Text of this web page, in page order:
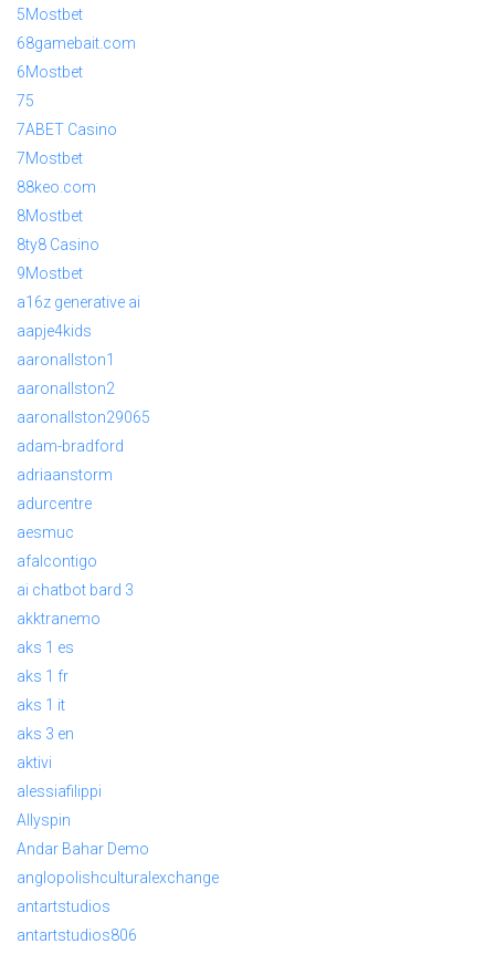
5Mostbet
68gamebait.com
6Mostbet
75
7ABET Casino
7Mostbet
88keo.com
8Mostbet
8ty8 Casino
9Mostbet
a16z generative ai
aapje4kids
aaronallston1
aaronallston2
aaronallston29065
adam-bradford
adriaanstorm
adurcentre
aesmuc
afalcontigo
ai chatbot bard 3
akktranemo
aks 1 es
aks 1 fr
aks 1 it
aks 3 en
aktivi
alessiafilippi
Allyspin
Andar Bahar Demo
anglopolishculturalexchange
antartstudios
antartstudios806